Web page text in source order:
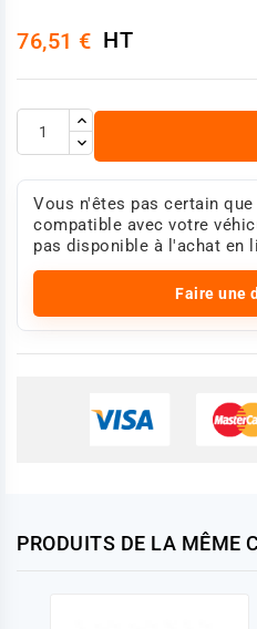
76,51 € HT
Vous n'êtes pas certain
compatible avec votre
pas disponible à l'achat en
Faire une
PRODUITS DE LA MÊME